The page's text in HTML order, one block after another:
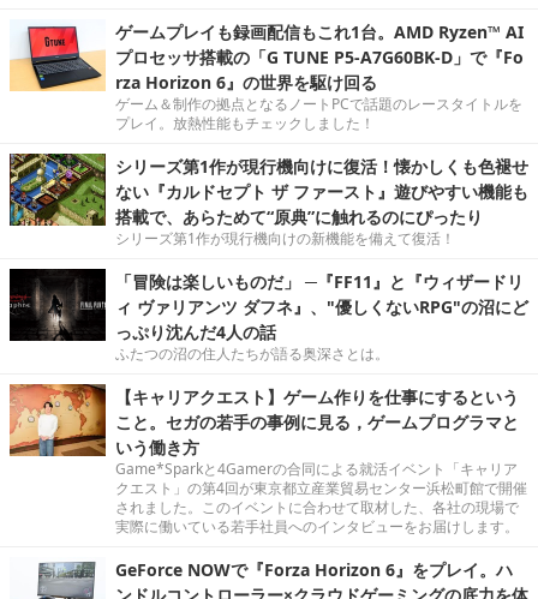
ゲームプレイも録画配信もこれ1台。AMD Ryzen™ AI
プロセッサ搭載の「G TUNE P5-A7G60BK-D」で『Fo
rza Horizon 6』の世界を駆け回る
ゲーム＆制作の拠点となるノートPCで話題のレースタイトルを
プレイ。放熱性能もチェックしました！
シリーズ第1作が現行機向けに復活！懐かしくも色褪せ
ない『カルドセプト ザ ファースト』遊びやすい機能も
搭載で、あらためて“原典”に触れるのにぴったり
シリーズ第1作が現行機向けの新機能を備えて復活！
「冒険は楽しいものだ」 ─『FF11』と『ウィザードリ
ィ ヴァリアンツ ダフネ』、"優しくないRPG"の沼にど
っぷり沈んだ4人の話
ふたつの沼の住人たちが語る奥深さとは。
【キャリアクエスト】ゲーム作りを仕事にするという
こと。セガの若手の事例に見る，ゲームプログラマと
いう働き方
Game*Sparkと4Gamerの合同による就活イベント「キャリア
クエスト」の第4回が東京都立産業貿易センター浜松町館で開催
されました。このイベントに合わせて取材した、各社の現場で
実際に働いている若手社員へのインタビューをお届けします。
GeForce NOWで『Forza Horizon 6』をプレイ。ハ